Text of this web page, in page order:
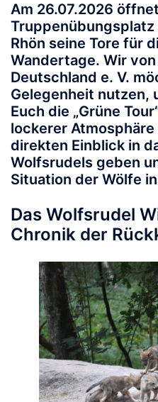
Am 26.07.2026
Rhön seine Tore für
Wandertage. Wir von
Deutschland e. V.
Gelegenheit nutzen,
Euch die „Grüne
lockerer
direkten Einblick in
Wolfsrudels geben
Situation der Wölfe
Das Wolfsrudel
Chronik der